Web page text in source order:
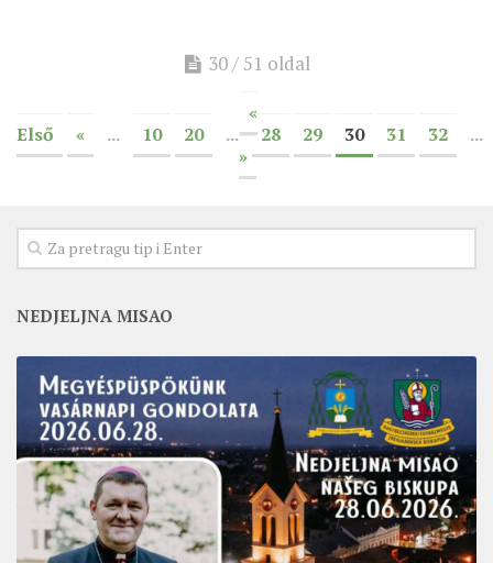
30 / 51 oldal
«
Első
« ... 10 20 ... 28 29 30 31 32
...
»
NEDJELJNA MISAO